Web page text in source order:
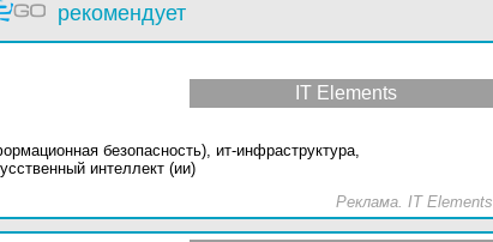
рекомендует
IT Elements
безопасность), ит-инфраструктура,
интеллект (ии)
Реклама. IT Elements